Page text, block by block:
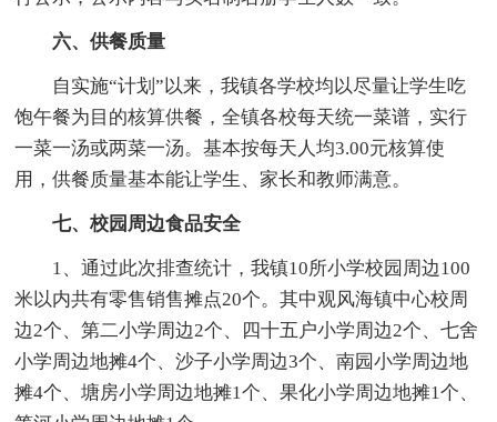
六、供餐质量
自实施“计划”以来，我镇各学校均以尽量让学生吃
饱午餐为目的核算供餐，全镇各校每天统一菜谱，实行
一菜一汤或两菜一汤。基本按每天人均3.00元核算使
用，供餐质量基本能让学生、家长和教师满意。
七、校园周边食品安全
1、通过此次排查统计，我镇10所小学校园周边100
米以内共有零售销售摊点20个。其中观风海镇中心校周
边2个、第二小学周边2个、四十五户小学周边2个、七舍
小学周边地摊4个、沙子小学周边3个、南园小学周边地
摊4个、塘房小学周边地摊1个、果化小学周边地摊1个、